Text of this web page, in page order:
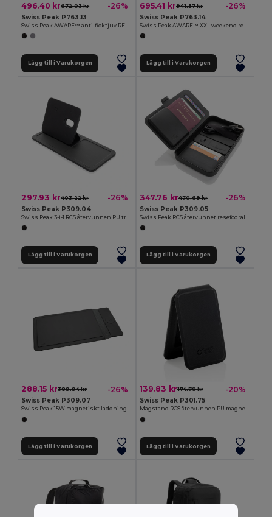
496.40 kr672.03 kr -26%
Swiss Peak P763.13
Lägg till i Varukorgen
695.41 kr941.37 kr -26%
Swiss Peak P763.14
Lägg till i Varukorgen
297.93 kr403.22 kr -26%
Swiss Peak P309.04
Lägg till i Varukorgen
347.76 kr470.69 kr -26%
Swiss Peak P309.05
Lägg till i Varukorgen
288.15 kr389.94 kr -26%
Swiss Peak P309.07
Swiss Peak 15W magnetiskt laddningsfodral för laptop 14-15,6
Lägg till i Varukorgen
139.83 kr174.78 kr -20%
Swiss Peak P301.75
Magstand RCS återvunnen PU magnetisk telefonplånbok med stat
Lägg till i Varukorgen